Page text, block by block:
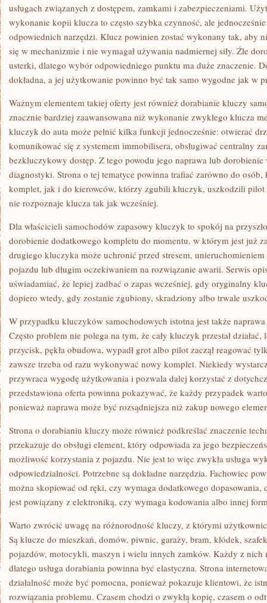
usługach związanych z dostępem, zamkami i zabezpieczeniami.
wykonanie kopii klucza to często szybka czynność, ale
odpowiednich narzędzi. Klucz powinien zostać wykonany tak, aby
się w mechanizmie i nie wymagał używania nadmiernej siły. Źle
usterki, dlatego wybór odpowiedniego punktu ma duże znaczenie.
dokładna, a jej użytkowanie powinno być tak samo wygodne jak w
Ważnym elementem takiej oferty jest również dorabianie kluczy
znacznie bardziej zaawansowana niż wykonanie zwykłego klucza
kluczyk do auta może pełnić kilka funkcji jednocześnie: otwierać
komunikować się z systemem immobilisera, obsługiwać centralny
bezkluczykowy dostęp. Z tego powodu jego naprawa lub
diagnostyki. Strona o tej tematyce powinna trafiać zarówno do
komplet, jak i do kierowców, którzy zgubili kluczyk, uszkodzili pilot
nie rozpoznaje klucza tak jak wcześniej.
Dla właścicieli samochodów zapasowy kluczyk to spokój na
dorobienie dodatkowego kompletu do momentu, w którym jest już
drugiego kluczyka może uchronić przed stresem,
pojazdu lub długim oczekiwaniem na rozwiązanie awarii. Serwis
uświadamiać, że lepiej zadbać o zapas wcześniej, gdy oryginalny
dopiero wtedy, gdy zostanie zgubiony, skradziony albo trwale
W przypadku kluczyków samochodowych istotna jest także
Często problem nie polega na tym, że cały kluczyk przestał działać,
przycisk, pękła obudowa, wypadł grot albo pilot zaczął reagować
zawsze trzeba od razu wykonywać nowy komplet. Niekiedy
przywraca wygodę użytkowania i pozwala dalej korzystać z
przedstawiona oferta powinna pokazywać, że każdy przypadek
ponieważ naprawa może być rozsądniejsza niż zakup nowego
Strona o dorabianiu kluczy może również podkreślać znaczenie
przekazuje do obsługi element, który odpowiada za jego
możliwość korzystania z pojazdu. Nie jest to więc zwykła usługa
odpowiedzialności. Potrzebne są dokładne narzędzia. Fachowiec
można skopiować od ręki, czy wymaga dodatkowego dopasowania,
jest powiązany z elektroniką, czy wymaga kodowania albo innej
Warto zwrócić uwagę na różnorodność kluczy, z którymi
Są klucze do mieszkań, domów, piwnic, garaży, bram, kłódek,
pojazdów, motocykli, maszyn i wielu innych zamków. Każdy z nich
dlatego usługa dorabiania powinna być elastyczna. Strona
działalność może być pomocna, ponieważ pokazuje klientowi, że
rozwiązania problemu. Czasem chodzi o zwykłą kopię, czasem o